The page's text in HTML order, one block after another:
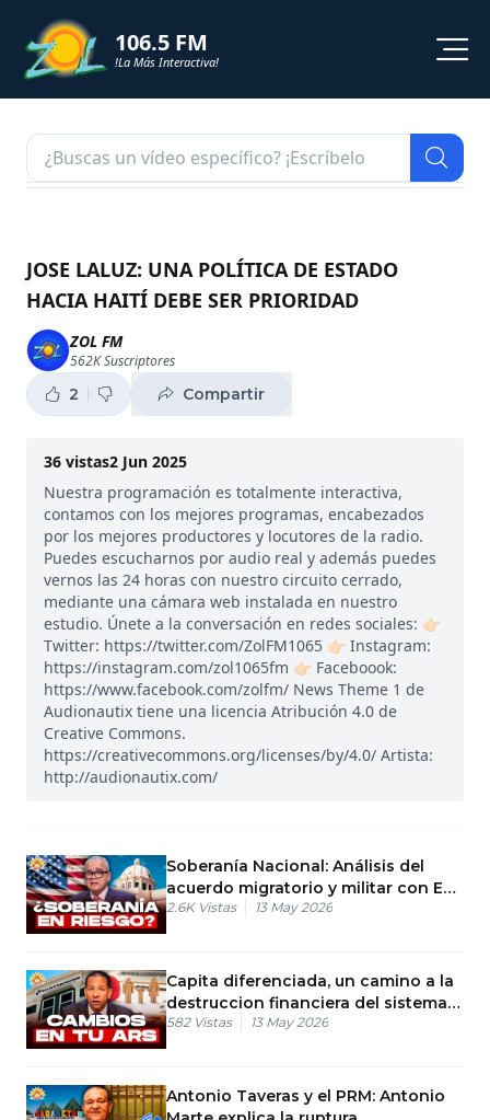
106.5 FM
!La Más Interactiva!
NOTICIAS
SHORTS
PODCAST
ZOL TV
JOSE LALUZ: UNA POLÍTICA DE ESTADO
HACIA HAITÍ DEBE SER PRIORIDAD
ZOL FM
562KSuscriptores
2 Compartir
36 vistas2 Jun 2025
Nuestra programación es totalmente interactiva,
contamos con los mejores programas, encabezados
por los mejores productores y locutores de la radio.
Puedes escucharnos por audio real y además puedes
vernos las 24 horas con nuestro circuito cerrado,
mediante una cámara web instalada en nuestro
estudio. Únete a la conversación en redes sociales: 👉🏻
Twitter: https://twitter.com/ZolFM1065 👉🏻 Instagram:
https://instagram.com/zol1065fm 👉🏻 Faceboook:
https://www.facebook.com/zolfm/ News Theme 1 de
Audionautix tiene una licencia Atribución 4.0 de
Creative Commons.
https://creativecommons.org/licenses/by/4.0/ Artista:
http://audionautix.com/
Soberanía Nacional: Análisis del
acuerdo migratorio y militar con EE.
UU.
2.6K Vistas 13 May 2026
Capita diferenciada, un camino a la
destruccion financiera del sistema
de salud.
582 Vistas 13 May 2026
Antonio Taveras y el PRM: Antonio